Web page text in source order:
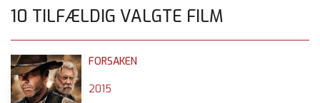
10 TILFÆLDIG VALGTE FILM
FORSAKEN
2015